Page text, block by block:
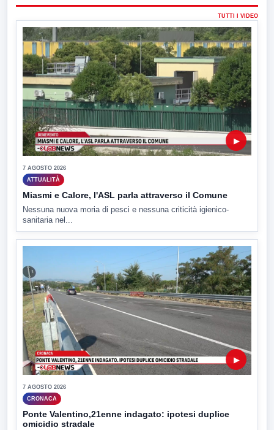
TUTTI I VIDEO
▶
7 AGOSTO 2026
ATTUALITÀ
Miasmi e Calore, l'ASL parla attraverso il Comune
Nessuna nuova moria di pesci e nessuna criticità igienico-
sanitaria nel...
▶
7 AGOSTO 2026
CRONACA
Ponte Valentino,21enne indagato: ipotesi duplice
omicidio stradale